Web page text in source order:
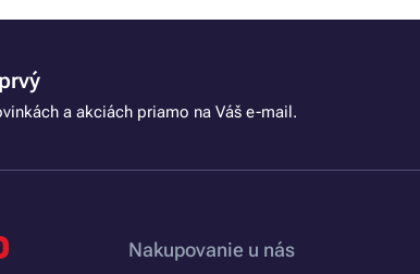
a akciách priamo na Váš e-mail.
Nakupovanie u nás